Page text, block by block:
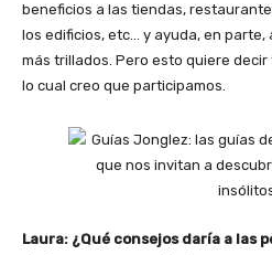
beneficios a las tiendas,
los edificios, etc… y ayuda, en parte,
más trillados. Pero esto quiere
lo cual creo que participamos.
Laura: ¿Qué consejos daría a las